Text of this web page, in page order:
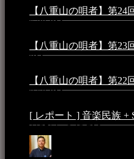
【八重山の唄者】第
5:29 PM
【八重山の唄者】第
PM
【八重山の唄者】第
7:50 PM
[ レポート ] 音楽民族 +
月25日 - 9:13 PM